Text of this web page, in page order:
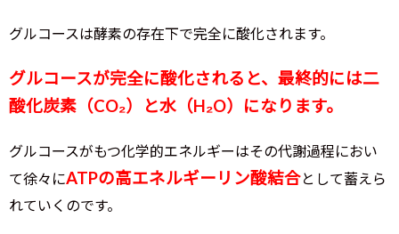
グルコースは酵素の存在下で完全に酸化されます。
グルコースが完全に酸化されると、最終的には二
酸化炭素（CO₂）と水（H₂O）になります。
グルコースがもつ化学的エネルギーはその代謝過程におい
て徐々にATPの高エネルギーリン酸結合として蓄えら
れていくのです。